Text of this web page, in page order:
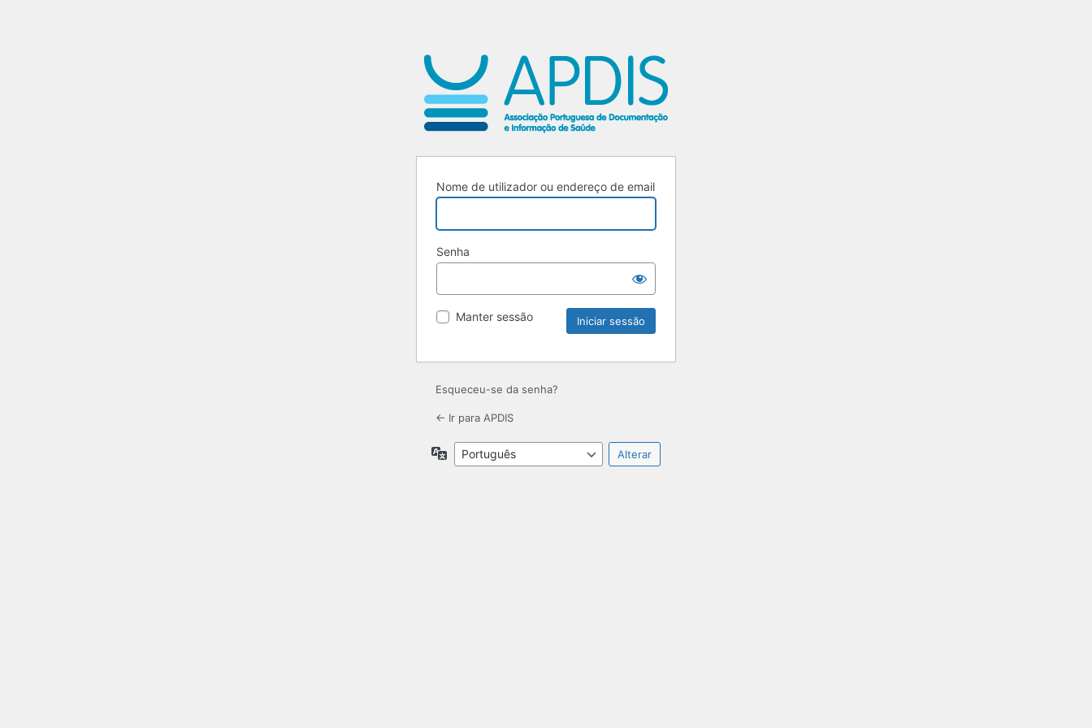
Nome de utilizador ou endereço de email
Senha
Manter sessão
Esqueceu-se da senha?
← Ir para APDIS
Idioma